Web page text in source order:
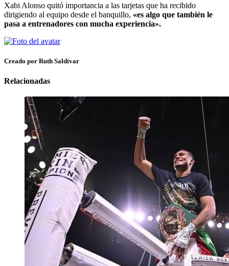
Xabi Alonso quitó importancia a las tarjetas que ha recibido
dirigiendo al equipo desde el banquillo, «es algo que también le
pasa a entrenadores con mucha experiencia».
Creado por Ruth Saldívar
Relacionadas